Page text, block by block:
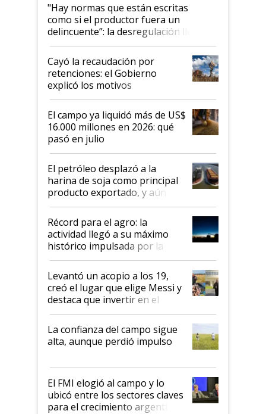
"Hay normas que están escritas
como si el productor fuera un
delincuente”: la desregulación llegó
al Congreso Aapresid y hasta se
habló del financiamiento al IPCVA
Cayó la recaudación por
retenciones: el Gobierno
explicó los motivos
El campo ya liquidó más de US$
16.000 millones en 2026: qué
pasó en julio
El petróleo desplazó a la
harina de soja como principal
producto exportado, y aún así
el agro aportó casi seis de cada
diez dólares y sostuvo el
liderazgo en un semestre
récord
Récord para el agro: la
actividad llegó a su máximo
histórico impulsada por la
cosecha y las exportaciones
Levantó un acopio a los 19,
creó el lugar que elige Messi y
destaca que invertir en el
kirchnerismo era como "darle
plata a un hijo para droga":
Juan Félix Rossetti, el libertario
que de una dura crisis salió
de Milei
La confianza del campo sigue
alta, aunque perdió impulso
El FMI elogió al campo y lo
ubicó entre los sectores claves
para el crecimiento argentino